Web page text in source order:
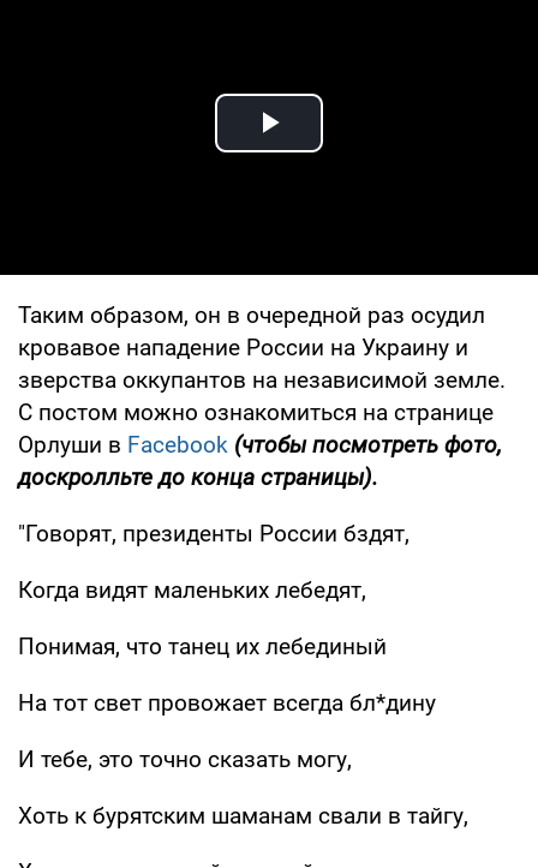
Play Video
Таким образом, он в очередной раз осудил
кровавое нападение России на Украину и
зверства оккупантов на независимой земле.
С постом можно ознакомиться на странице
Орлуши в Facebook (чтобы посмотреть фото,
доскролльте до конца страницы).
"Говорят, президенты России бздят,
Когда видят маленьких лебедят,
Понимая, что танец их лебединый
На тот свет провожает всегда бл*дину
И тебе, это точно сказать могу,
Хоть к бурятским шаманам свали в тайгу,